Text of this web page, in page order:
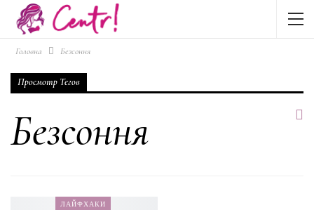
Головна Безсоння
Просмотр Тегов
Безсоння
ЛАЙФХАКИ